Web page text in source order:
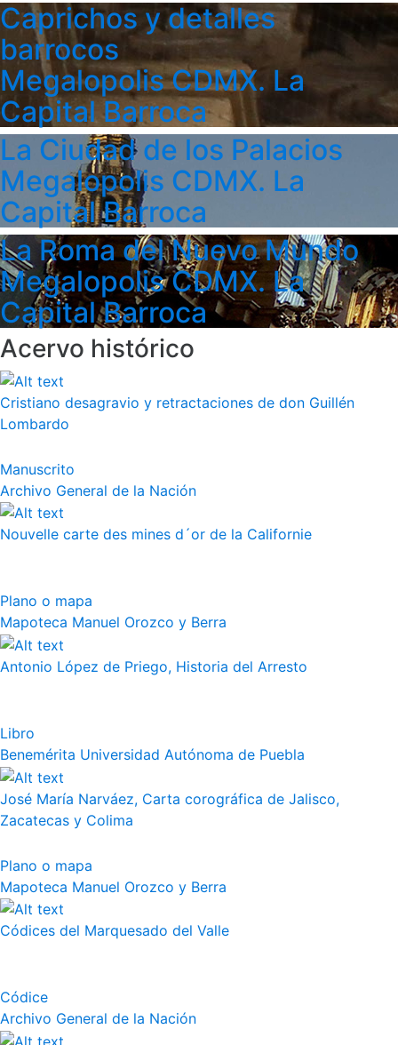
Caprichos y detalles
barrocos
Megalopolis CDMX. La
Capital Barroca
La Ciudad de los Palacios
Megalopolis CDMX. La
Capital Barroca
La Roma del Nuevo Mundo
Megalopolis CDMX. La
Capital Barroca
Acervo histórico
Cristiano desagravio y retractaciones de don Guillén
Lombardo
Manuscrito
Archivo General de la Nación
Nouvelle carte des mines d´or de la Californie
Plano o mapa
Mapoteca Manuel Orozco y Berra
Antonio López de Priego, Historia del Arresto
Libro
Benemérita Universidad Autónoma de Puebla
José María Narváez, Carta corográfica de Jalisco,
Zacatecas y Colima
Plano o mapa
Mapoteca Manuel Orozco y Berra
Códices del Marquesado del Valle
Códice
Archivo General de la Nación